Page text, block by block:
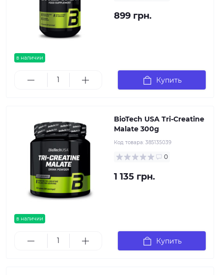
в наличии
899 грн.
Купить
в наличии
BioTech USA Tri-Creatine
Malate 300g
Код товара: 385135039
0
1 135 грн.
Купить